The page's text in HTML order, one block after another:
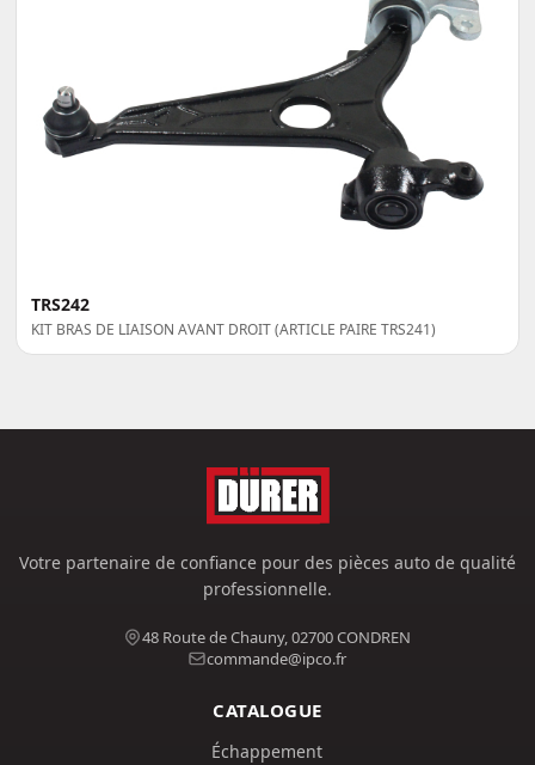
TRS242
KIT BRAS DE LIAISON AVANT DROIT (ARTICLE PAIRE TRS241)
Votre partenaire de confiance pour des pièces auto de qualité
professionnelle.
48 Route de Chauny, 02700 CONDREN
commande@ipco.fr
CATALOGUE
Échappement